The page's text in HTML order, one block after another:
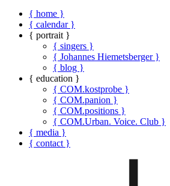
{ home }
{ calendar }
{ portrait }
{ singers }
{ Johannes Hiemetsberger }
{ blog }
{ education }
{ COM.kostprobe }
{ COM.panion }
{ COM.positions }
{ COM.Urban. Voice. Club }
{ media }
{ contact }